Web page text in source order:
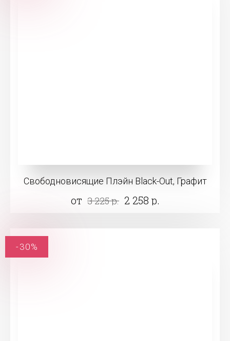
Свободновисящие Плэйн Black-Out, Графит
от 3 225 р. 2 258 р.
-30%